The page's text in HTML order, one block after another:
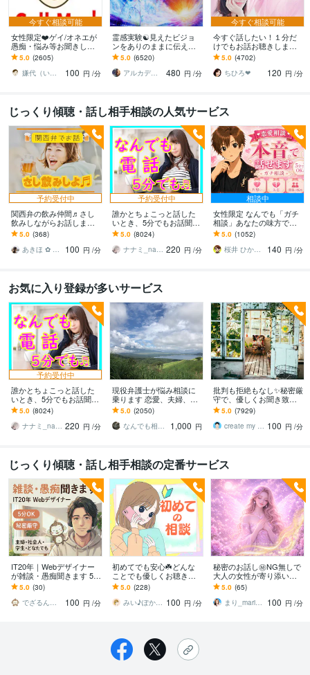
今すぐ相談可能
女性限定❤️ゲイ/オネエが
愚痴・悩み等お聞きしま
す 女性限定！ゲイ/オネエ
が恋愛/人間関係など何で
も聞くわよ！
5.0 (2605)
嫌代（いやよ）
100 円 /分
霊感実験☯️見えたビジョ
ンをありのままに伝えま
す ♦️霊感✨気の流れ☘️タロ
ット 見えた映像を具体
的に伝えます
5.0 (6520)
アルカディア
480 円 /分
今すぐ相談可能
今すぐ話したい！１分だ
けでもお話お聴きします
秘密でも、悩みでも、甘
えたいな～でも何でもOK
です♪
5.0 (4702)
ちひろ❤
120 円 /分
じっくり傾聴・話し相手相談の人気サービス
予約受付中
関西弁の飲み仲間♬さし
飲みしながらお話します
何となく話したい✨酔った
時のいい気分のまま⭐︎お話
しましょう
5.0 (368)
あきほ ✿ 元気を届ける関西女子✨
100 円 /分
予約受付中
誰かとちょこっと話した
いとき、5分でもお話聞き
ます 疲れた～、でもカウ
ンセリングじゃない、な
んとなく雑談聞いて～
5.0 (8024)
ナナミ_nanami 220 円 /分
相談中
女性限定 なんでも「ガチ
相談」あなたの味方で話
ます 男性目線で、あなた
の恋の“答え”を言葉にしま
す。
5.0 (1052)
桜井 ひかる｜経験豊富の恋愛相談室
140 円 /分
お気に入り登録が多いサービス
予約受付中
誰かとちょこっと話した
いとき、5分でもお話聞き
ます 疲れた～、でもカウ
ンセリングじゃない、な
んとなく雑談聞いて～
5.0 (8024)
ナナミ_nanami 220 円 /分
現役弁護士が悩み相談に
乗ります 恋愛、夫婦、学
校、会社、お金，単なる
愚痴など何でもOK！
5.0 (2050)
なんでも相談員
1,000 円
批判も拒絶もなし✨秘密厳
守で、優しくお聞き致し
ます ✨お試し１分から✨
違うかな？と思ったら途
中で切って構いません
5.0 (7929)
create my life 100 円 /分
じっくり傾聴・話し相手相談の定番サービス
IT20年｜Webデザイナー
が雑談・愚痴聞きます 5分
OK／仕事・恋愛・家族・
人間関係…秘密の話も友
達感覚で！
5.0 (30)
でざるん＠お話し好きなWebデザイナー
100 円 /分
初めてでも安心☘️どんな
ことでも優しくお聴きし
ます お試しOK! 相談・ぐ
ち・おしゃべり☘️心が軽
くなる電話相談
5.0 (228)
みい♪ぽかぽか部屋 ♪ 100 円 /分
秘密のお話し㊙️NG無しで
大人の女性が寄り添いま
す 恋愛|夫婦|子供|人間関
系|推し活|心のお悩みや仕
事のお悩み
5.0 (65)
まり_mari✨️憩い時間♡心に光を灯す
100 円 /分